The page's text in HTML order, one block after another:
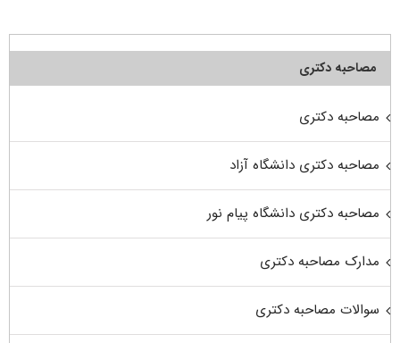
مصاحبه دکتری
مصاحبه دکتری
مصاحبه دکتری دانشگاه آزاد
مصاحبه دکتری دانشگاه پیام نور
مدارک مصاحبه دکتری
سوالات مصاحبه دکتری